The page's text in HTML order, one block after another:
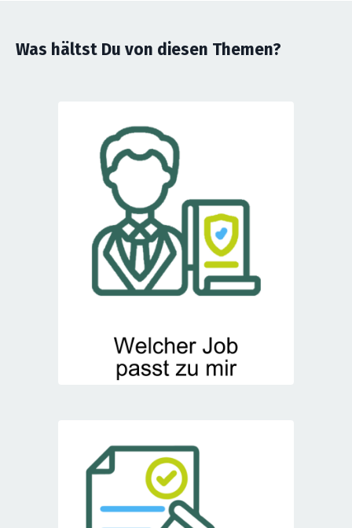
Was hältst Du von diesen Themen?